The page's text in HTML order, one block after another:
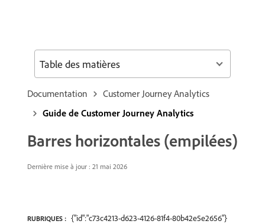
Documentation
Customer Journey Analytics
Guide de Customer Journey Analytics
Barres horizontales (empilées)
Dernière mise à jour : 21 mai 2026
RUBRIQUES : {"id":"c73c4213-d623-4126-81f4-80b42e5e2656"}
Table des matières